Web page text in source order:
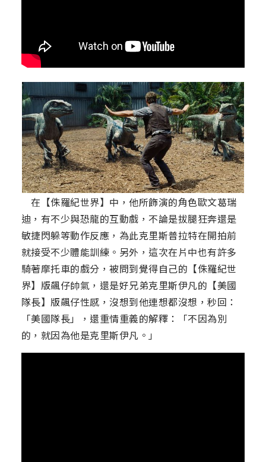
在【侏羅紀世界】中，他所飾演的角色歐文葛瑞
迪，有不少與恐龍的互動戲，不論是拔腿狂奔還是
敏捷閃躲等動作反應，為此克里斯普拉特在開拍前
就接受不少體能訓練。另外，這次在片中也有許多
騎著摩托車的戲分，被問到覺得自己的【侏羅紀世
界】版飆仔帥氣，還是好兄弟克里斯伊凡的【美國
隊長】版飆仔性感，沒想到他連想都沒想，秒回：
「美國隊長」，還重情重義的解釋：「不因為別
的，就因為他是克里斯伊凡。」